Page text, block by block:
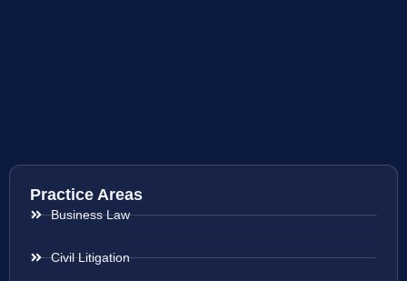
Practice Areas
Business Law
Civil Litigation